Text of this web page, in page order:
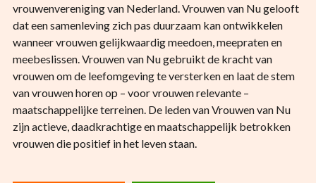
vrouwenvereniging van Nederland. Vrouwen van Nu gelooft
dat een samenleving zich pas duurzaam kan ontwikkelen
wanneer vrouwen gelijkwaardig meedoen, meepraten en
meebeslissen. Vrouwen van Nu gebruikt de kracht van
vrouwen om de leefomgeving te versterken en laat de stem
van vrouwen horen op – voor vrouwen relevante –
maatschappelijke terreinen. De leden van Vrouwen van Nu
zijn actieve, daadkrachtige en maatschappelijk betrokken
vrouwen die positief in het leven staan.